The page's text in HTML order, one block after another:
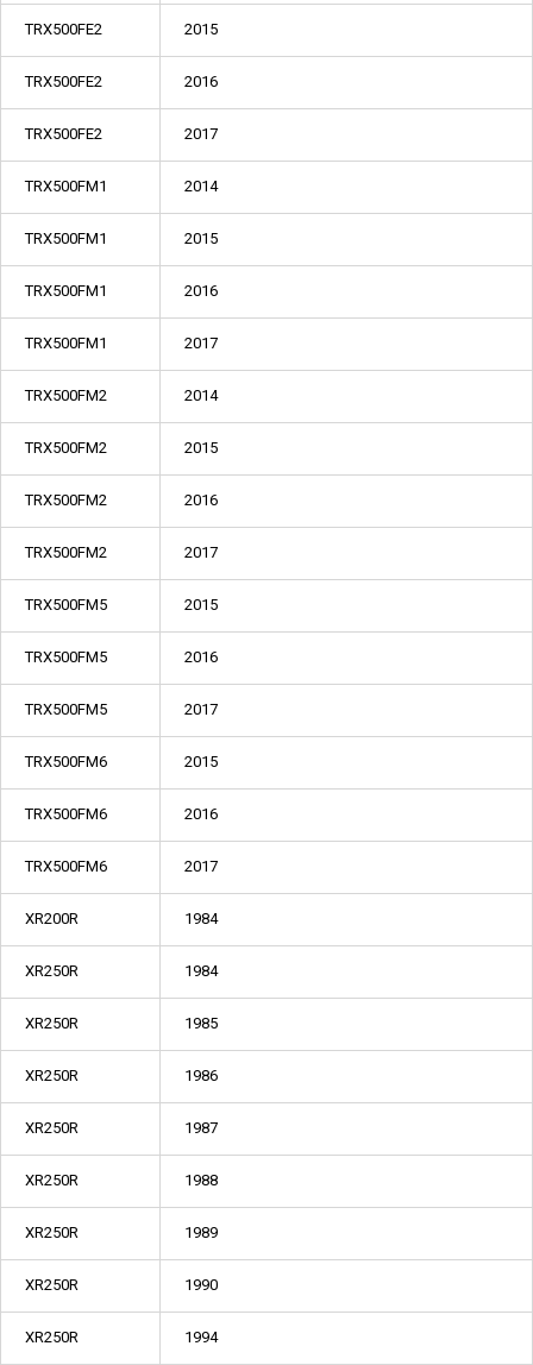
TRX500FE2 2015
TRX500FE2 2016
TRX500FE2 2017
TRX500FM1 2014
TRX500FM1 2015
TRX500FM1 2016
TRX500FM1 2017
TRX500FM2 2014
TRX500FM2 2015
TRX500FM2 2016
TRX500FM2 2017
TRX500FM5 2015
TRX500FM5 2016
TRX500FM5 2017
TRX500FM6 2015
TRX500FM6 2016
TRX500FM6 2017
XR200R 1984
XR250R 1984
XR250R 1985
XR250R 1986
XR250R 1987
XR250R 1988
XR250R 1989
XR250R 1990
XR250R 1994